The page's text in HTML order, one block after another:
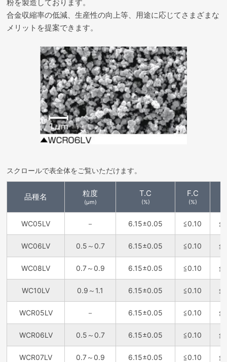
粉を製造しております。
合金収縮率の低減、生産性の向上等、用途に応じてさまざまな
メリットを提案できます。
スクロールで表全体をご覧いただけます。
品種名 粒度
(μm)
T.C
(%)
F.C
(%)
WC05LV － 6.15±0.05 ≦0.10
WC06LV 0.5～0.7 6.15±0.05 ≦0.10
WC08LV 0.7～0.9 6.15±0.05 ≦0.10
WC10LV 0.9～1.1 6.15±0.05 ≦0.10
WCR05LV － 6.15±0.05 ≦0.10
WCR06LV 0.5～0.7 6.15±0.05 ≦0.10
WCR07LV 0.7～0.9 6.15±0.05 ≦0.10